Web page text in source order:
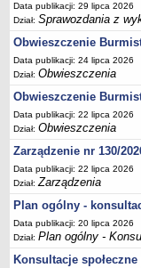
Oświadczenia
Interpelacje radnych
Zapytania radnych
Apele
Biblioteka - Centrum
Zespół Szkolno-
Miejsko-Gminny
Zakład Gospodarki
Środowiskowy Dom
MAJĄTEK I FINANSE
Budżet Gminy
Data publikacji: 29 lipca 2026
Dział:Sprawozdania z
Obwieszczenie
Data publikacji: 24 lipca 2026
Dział:Obwieszczenia
Obwieszczenie
Data publikacji: 22 lipca 2026
Dział:Obwieszczenia
Zarządzenie nr 130/
Data publikacji: 22 lipca 2026
Dział:Zarządzenia
Plan ogólny -
Data publikacji: 20 lipca 2026
Dział:Plan ogólny -
Konsultacje